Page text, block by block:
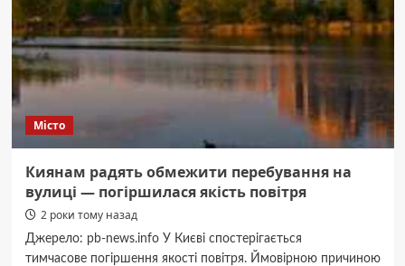
Трампа
Місто
Киянам радять обмежити перебування на
вулиці — погіршилася якість повітря
2 роки тому назад
Джерело: pb-news.info У Києві спостерігається
тимчасове погіршення якості повітря. Ймовірною причиною